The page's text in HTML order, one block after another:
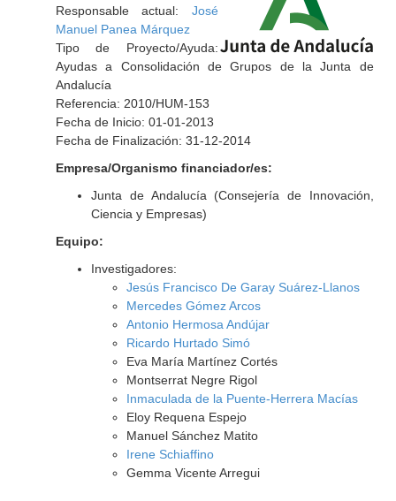
Responsable actual: José
Manuel Panea Márquez
Tipo de Proyecto/Ayuda:
Ayudas a Consolidación de Grupos de la Junta de
Andalucía
Referencia: 2010/HUM-153
Fecha de Inicio: 01-01-2013
Fecha de Finalización: 31-12-2014
Empresa/Organismo financiador/es:
Junta de Andalucía (Consejería de Innovación,
Ciencia y Empresas)
Equipo:
Investigadores:
Jesús Francisco De Garay Suárez-Llanos
Mercedes Gómez Arcos
Antonio Hermosa Andújar
Ricardo Hurtado Simó
Eva María Martínez Cortés
Montserrat Negre Rigol
Inmaculada de la Puente-Herrera Macías
Eloy Requena Espejo
Manuel Sánchez Matito
Irene Schiaffino
Gemma Vicente Arregui